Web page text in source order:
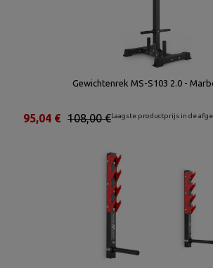
Gewichtenrek MS-S103 2.0 -
Laagste productprijs in de
108,00 €
95,04 €